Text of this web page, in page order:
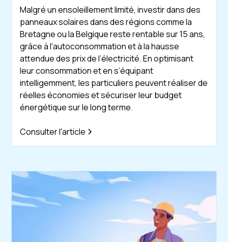
Malgré un ensoleillement limité, investir dans des
panneaux solaires dans des régions comme la
Bretagne ou la Belgique reste rentable sur 15 ans,
grâce à l'autoconsommation et à la hausse
attendue des prix de l’électricité. En optimisant
leur consommation et en s’équipant
intelligemment, les particuliers peuvent réaliser de
réelles économies et sécuriser leur budget
énergétique sur le long terme.
Consulter l'article